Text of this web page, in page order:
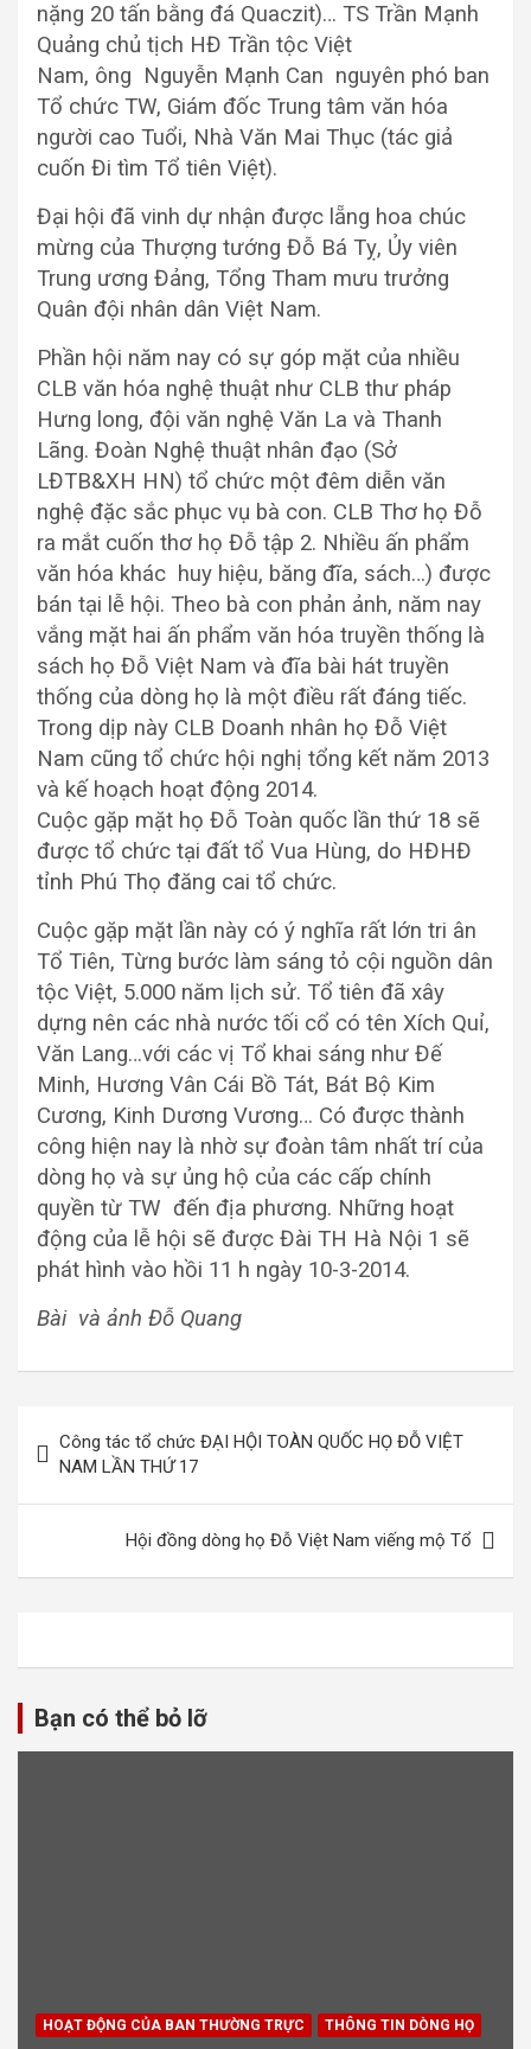
nặng 20 tấn bằng đá Quaczit)… TS Trần Mạnh
Quảng chủ tịch HĐ Trần tộc Việt
Nam, ông Nguyễn Mạnh Can nguyên phó ban
Tổ chức TW, Giám đốc Trung tâm văn hóa
người cao Tuổi, Nhà Văn Mai Thục (tác giả
cuốn Đi tìm Tổ tiên Việt).
Đại hội đã vinh dự nhận được lẵng hoa chúc
mừng của Thượng tướng Đỗ Bá Tỵ, Ủy viên
Trung ương Đảng, Tổng Tham mưu trưởng
Quân đội nhân dân Việt Nam.
Phần hội năm nay có sự góp mặt của nhiều
CLB văn hóa nghệ thuật như CLB thư pháp
Hưng long, đội văn nghệ Văn La và Thanh
Lãng. Đoàn Nghệ thuật nhân đạo (Sở
LĐTB&XH HN) tổ chức một đêm diễn văn
nghệ đặc sắc phục vụ bà con. CLB Thơ họ Đỗ
ra mắt cuốn thơ họ Đỗ tập 2. Nhiều ấn phẩm
văn hóa khác huy hiệu, băng đĩa, sách…) được
bán tại lễ hội. Theo bà con phản ảnh, năm nay
vắng mặt hai ấn phẩm văn hóa truyền thống là
sách họ Đỗ Việt Nam và đĩa bài hát truyền
thống của dòng họ là một điều rất đáng tiếc.
Trong dịp này CLB Doanh nhân họ Đỗ Việt
Nam cũng tổ chức hội nghị tổng kết năm 2013
và kế hoạch hoạt động 2014.
Cuộc gặp mặt họ Đỗ Toàn quốc lần thứ 18 sẽ
được tổ chức tại đất tổ Vua Hùng, do HĐHĐ
tỉnh Phú Thọ đăng cai tổ chức.
Cuộc gặp mặt lần này có ý nghĩa rất lớn tri ân
Tổ Tiên, Từng bước làm sáng tỏ cội nguồn dân
tộc Việt, 5.000 năm lịch sử. Tổ tiên đã xây
dựng nên các nhà nước tối cổ có tên Xích Quỉ,
Văn Lang…với các vị Tổ khai sáng như Đế
Minh, Hương Vân Cái Bồ Tát, Bát Bộ Kim
Cương, Kinh Dương Vương… Có được thành
công hiện nay là nhờ sự đoàn tâm nhất trí của
dòng họ và sự ủng hộ của các cấp chính
quyền từ TW đến địa phương. Những hoạt
động của lễ hội sẽ được Đài TH Hà Nội 1 sẽ
phát hình vào hồi 11 h ngày 10-3-2014.
Bài và ảnh Đỗ Quang
hướng
bài
Công tác tổ chức ĐẠI HỘI TOÀN QUỐC HỌ ĐỖ VIỆT
NAM LẦN THỨ 17
Hội đồng dòng họ Đỗ Việt Nam viếng mộ Tổ
Bạn có thể bỏ lỡ
HOẠT ĐỘNG CỦA BAN THƯỜNG TRỰC THÔNG TIN DÒNG HỌ